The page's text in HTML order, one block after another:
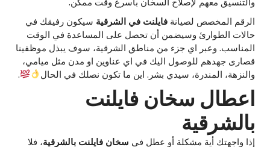
والتنسيق معهم لإصلاح السخان بأسرع وقت ممكن.
الرقم المخصص لصيانة فايلنت في الشرقية سيكون رفيقك في
حالات الطوارئ وسيضمن أن تحصل على المساعدة في الوقت
المناسب. وعبر اي جزء من مناطق الشرقية، سوف يبذل موظفينا
قصارى جهدهم للوصول اليك في اي عناوين او مدن مثل ميامي،
والنزهة، المندرة، سيدي بشر. اين ما تكون نصلك في الحال
.
اعطال سخان فايلنت
بالشرقية
إذا واجهتك أية مشكلة أو عطل في سخان فايلنت بالشرقية، فلا